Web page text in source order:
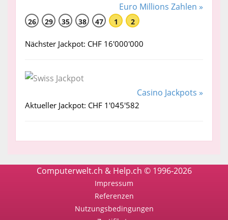
Euro Millions Zahlen »
26 29 35 38 47 1 2
Nächster Jackpot: CHF 16'000'000
Casino Jackpots »
Aktueller Jackpot: CHF 1'045'582
Computerwelt.ch & Help.ch © 1996-2026
Impressum
Referenzen
Nutzungsbedingungen